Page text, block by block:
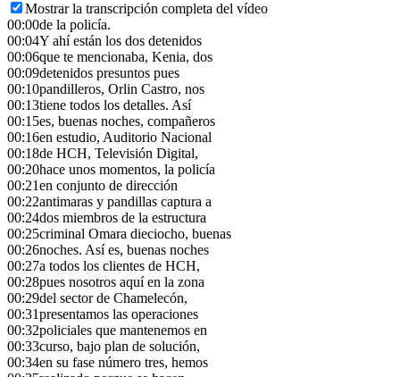
Mostrar la transcripción completa del vídeo
00:00de la policía.
00:04Y ahí están los dos detenidos
00:06que te mencionaba, Kenia, dos
00:09detenidos presuntos pues
00:10pandilleros, Orlin Castro, nos
00:13tiene todos los detalles. Así
00:15es, buenas noches, compañeros
00:16en estudio, Auditorio Nacional
00:18de HCH, Televisión Digital,
00:20hace unos momentos, la policía
00:21en conjunto de dirección
00:22antimaras y pandillas captura a
00:24dos miembros de la estructura
00:25criminal Omara dieciocho, buenas
00:26noches. Así es, buenas noches
00:27a todos los clientes de HCH,
00:28pues nosotros aquí en la zona
00:29del sector de Chamelecón,
00:31presentamos las operaciones
00:32policiales que mantenemos en
00:33curso, bajo plan de solución,
00:34en su fase número tres, hemos